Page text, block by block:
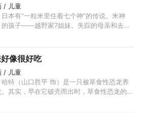
/ 儿童
本有“一粒米里住着七个神”的传说。米神
的孩子——越野家7姐妹。失踪的母亲和去寻
像很好吃
/ 儿童
哈特（山口胜平 饰）是一只被草食性恐龙养
其实，早在它破壳而出时，草食性恐龙的首